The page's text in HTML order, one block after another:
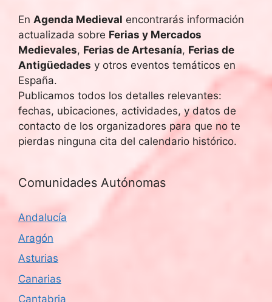
En Agenda Medieval encontrarás información
actualizada sobre Ferias y Mercados
Medievales, Ferias de Artesanía, Ferias de
Antigüedades y otros eventos temáticos en
España.
Publicamos todos los detalles relevantes:
fechas, ubicaciones, actividades, y datos de
contacto de los organizadores para que no te
pierdas ninguna cita del calendario histórico.
Comunidades Autónomas
Andalucía
Aragón
Asturias
Canarias
Cantabria